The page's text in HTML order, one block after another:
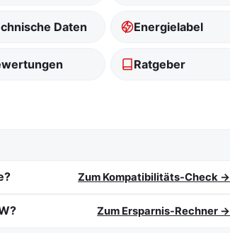
Daten Energielabel
Ratgeber
Zum Kompatibilitäts-Check →
Zum Ersparnis-Rechner →